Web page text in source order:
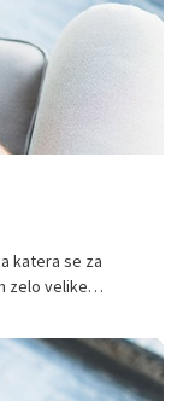
katera se za
zelo velike